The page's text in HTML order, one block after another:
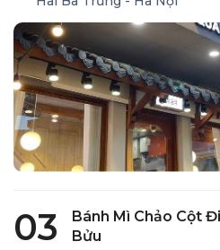
03
Bánh Mì Chảo Cột
Bửu